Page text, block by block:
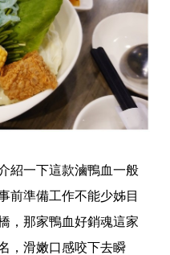
紹一下這款滷鴨血一般
前準備工作不能少姊目
，那家鴨血好銷魂這家
，滑嫩口感咬下去瞬